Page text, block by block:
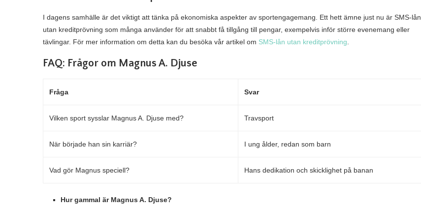
I dagens samhälle är det viktigt att tänka på ekonomiska aspekter av sportengagemang. Ett hett ämne just nu är SMS-lån
utan kreditprövning som många använder för att snabbt få tillgång till pengar, exempelvis inför större evenemang eller
tävlingar. För mer information om detta kan du besöka vår artikel om SMS-lån utan kreditprövning
FAQ: Frågor om Magnus A. Djuse
Fråga Svar
Vilken sport sysslar Magnus A. Djuse med? Travsport
När började han sin karriär? I ung ålder, redan som barn
Vad gör Magnus speciell? Hans dedikation och skicklighet på banan
Hur gammal är Magnus A. Djuse?